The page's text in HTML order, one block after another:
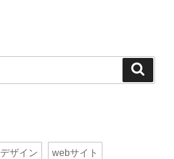
デザイン webサイト